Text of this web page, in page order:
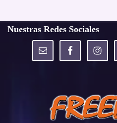
Nuestras Redes Sociales